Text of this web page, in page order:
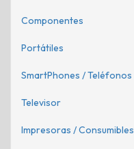
Componentes
Portátiles
SmartPhones / Teléfonos
Televisor
Impresoras / Consumibles